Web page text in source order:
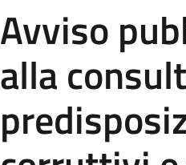
Avviso
alla